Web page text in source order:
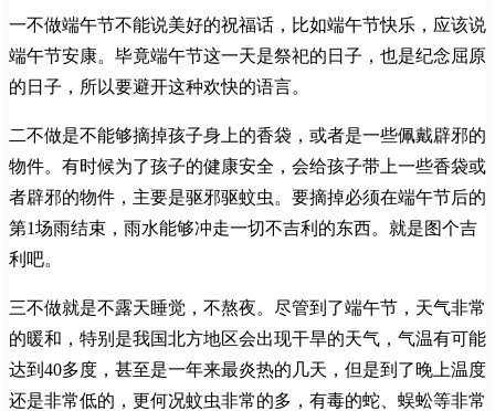
一不做端午节不能说美好的祝福话，比如端午节快乐，应该说
端午节安康。毕竟端午节这一天是祭祀的日子，也是纪念屈原
的日子，所以要避开这种欢快的语言。
二不做是不能够摘掉孩子身上的香袋，或者是一些佩戴辟邪的
物件。有时候为了孩子的健康安全，会给孩子带上一些香袋或
者辟邪的物件，主要是驱邪驱蚊虫。要摘掉必须在端午节后的
第1场雨结束，雨水能够冲走一切不吉利的东西。就是图个吉
利吧。
三不做就是不露天睡觉，不熬夜。尽管到了端午节，天气非常
的暖和，特别是我国北方地区会出现干旱的天气，气温有可能
达到40多度，甚至是一年来最炎热的几天，但是到了晚上温度
还是非常低的，更何况蚊虫非常的多，有毒的蛇、蜈蚣等非常